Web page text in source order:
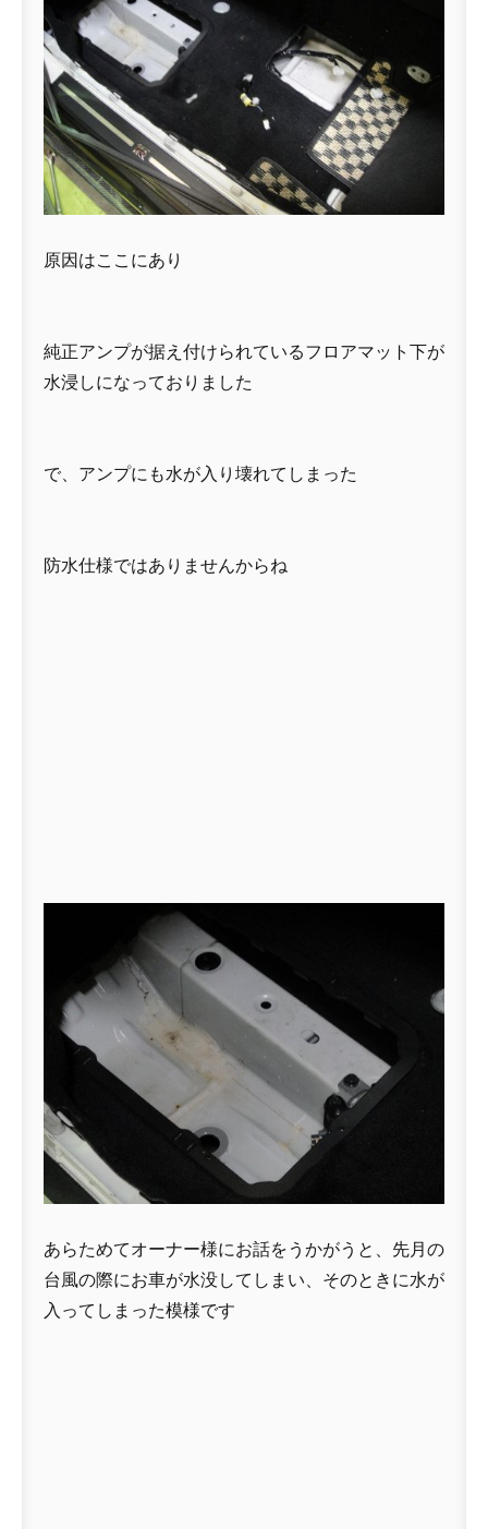
原因はここにあり
純正アンプが据え付けられているフロアマット下が
水浸しになっておりました
で、アンプにも水が入り壊れてしまった
防水仕様ではありませんからね
あらためてオーナー様にお話をうかがうと、先月の
台風の際にお車が水没してしまい、そのときに水が
入ってしまった模様です